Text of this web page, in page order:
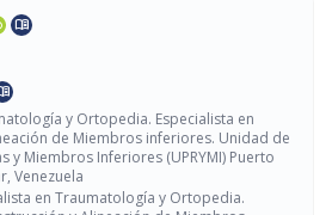
menu_book
y Ortopedia. Especialista en
de Miembros inferiores. Unidad de
y Miembros Inferiores (UPRYMI) Puerto
Venezuela
en Traumatología y Ortopedia.